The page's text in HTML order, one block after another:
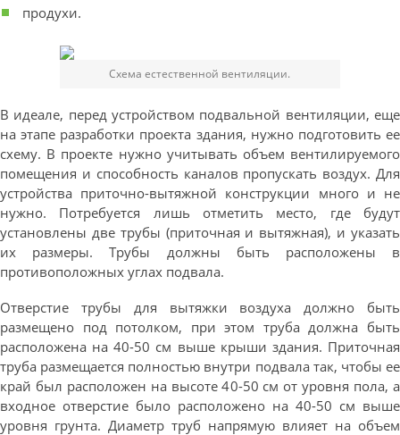
продухи.
Схема естественной вентиляции.
В идеале, перед устройством подвальной вентиляции, еще
на этапе разработки проекта здания, нужно подготовить ее
схему. В проекте нужно учитывать объем вентилируемого
помещения и способность каналов пропускать воздух. Для
устройства приточно-вытяжной конструкции много и не
нужно. Потребуется лишь отметить место, где будут
установлены две трубы (приточная и вытяжная), и указать
их размеры. Трубы должны быть расположены в
противоположных углах подвала.
Отверстие трубы для вытяжки воздуха должно быть
размещено под потолком, при этом труба должна быть
расположена на 40-50 см выше крыши здания. Приточная
труба размещается полностью внутри подвала так, чтобы ее
край был расположен на высоте 40-50 см от уровня пола, а
входное отверстие было расположено на 40-50 см выше
уровня грунта. Диаметр труб напрямую влияет на объем